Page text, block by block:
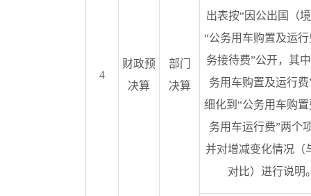
4
财政预
决算
部门
决算
出表按“因公出国（
“公务用车购置及运行
务接待费”公开，其
务用车购置及运行费
细化到“公务用车购置
务用车运行费”两个
并对增减变化情况（
对比）进行说明